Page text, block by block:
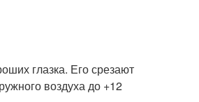
глазка. Его срезают
воздуха до +12